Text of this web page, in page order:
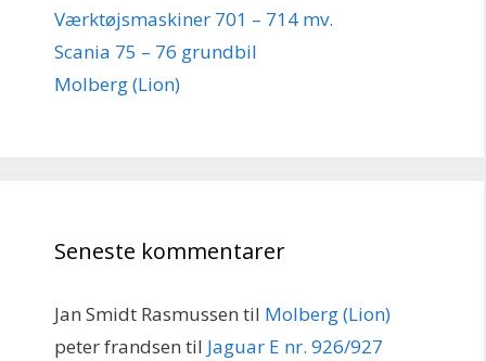
Værktøjsmaskiner 701 – 714 mv.
Scania 75 – 76 grundbil
Molberg (Lion)
Seneste kommentarer
Jan Smidt Rasmussen til Molberg (Lion)
peter frandsen til Jaguar E nr. 926/927